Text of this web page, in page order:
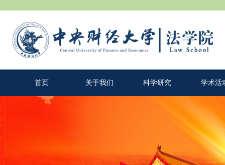
首页 关于我们 科学研究 学术活